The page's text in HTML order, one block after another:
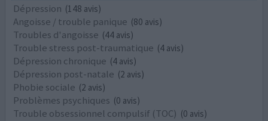
Dépression (148 avis)
Angoisse / trouble panique (80 avis)
Troubles d'angoisse (44 avis)
Trouble stress post-traumatique (4 avis)
Dépression chronique (4 avis)
Dépression post-natale (2 avis)
Phobie sociale (2 avis)
Problèmes psychiques (0 avis)
Trouble obsessionnel compulsif (TOC) (0 avis)